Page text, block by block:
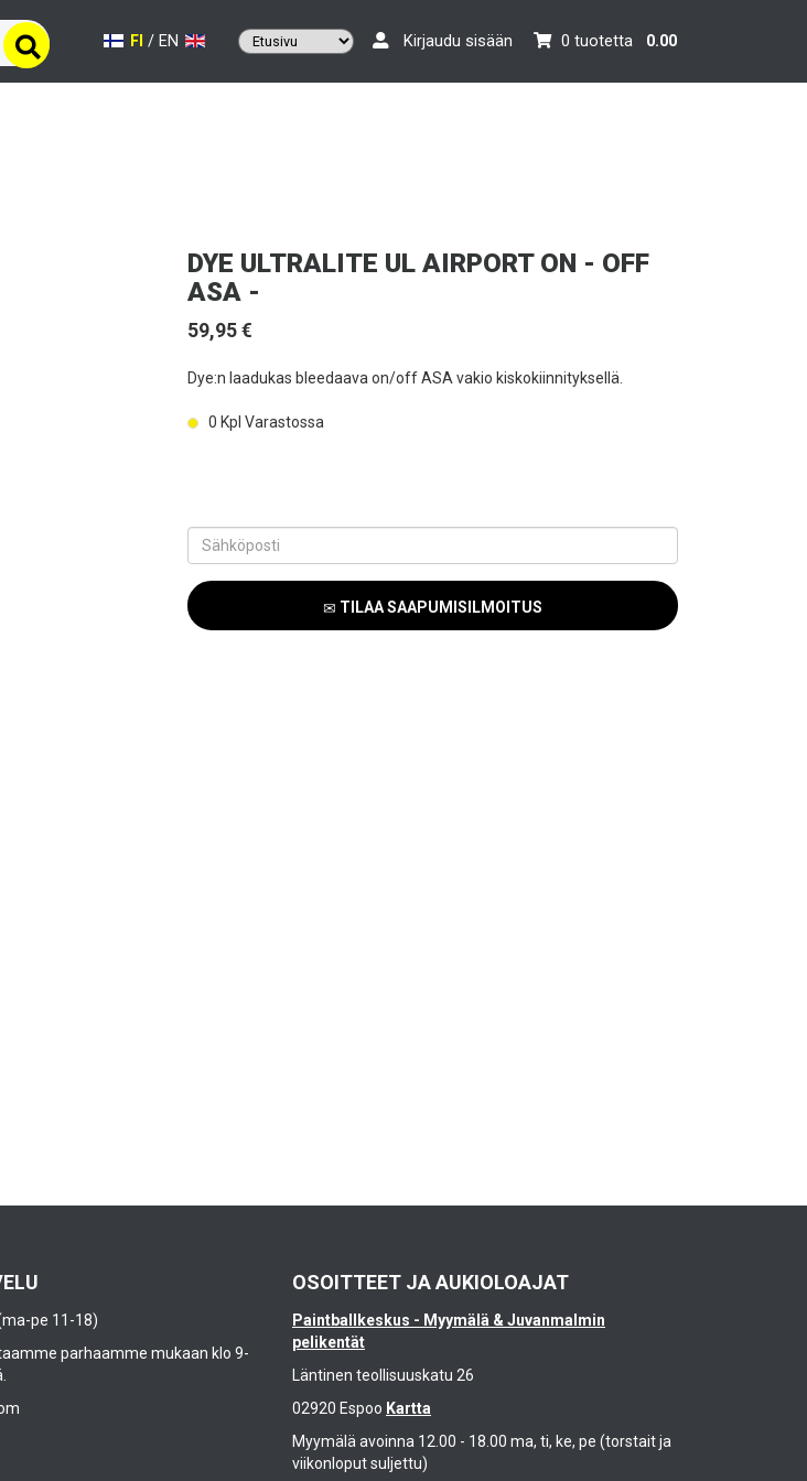
FI/ EN Kirjaudu sisään 0 tuotetta 0.00
DYE ULTRALITE UL AIRPORT ON - OFF
ASA -
59,95 €
Dye:n laadukas bleedaava on/off ASA vakio kiskokiinnityksellä.
0 Kpl Varastossa
TILAA SAAPUMISILMOITUS
pe 11-18)
parhaamme mukaan klo 9-
OSOITTEET JA AUKIOLOAJAT
Paintballkeskus - Myymälä & Juvanmalmin
pelikentät
Läntinen teollisuuskatu 26
02920 Espoo Kartta
Myymälä avoinna 12.00 - 18.00 ma, ti, ke, pe (torstait ja
viikonloput suljettu)